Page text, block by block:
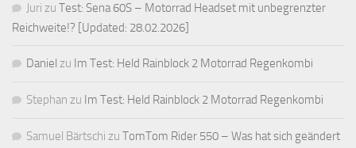
Juri zu Test: Sena 60S – Motorrad Headset mit unbegrenzter
Reichweite!? [Updated: 28.02.2026]
Daniel zu Im Test: Held Rainblock 2 Motorrad Regenkombi
Stephan zu Im Test: Held Rainblock 2 Motorrad Regenkombi
Samuel Bärtschi zu TomTom Rider 550 – Was hat sich geändert